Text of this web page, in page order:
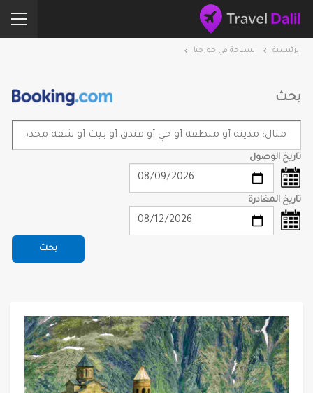
الرئيسية السياحة في جورجيا
بحث
تاريخ الوصول
تاريخ المغادرة
بحث